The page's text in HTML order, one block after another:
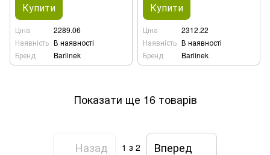
Купити
Ціна
2289.06
Наявність В наявності
Бренд
Barlinek
Купити
Ціна
2312.22
Наявність В наявності
Бренд
Barlinek
Показати ще 16 товарів
Назад 1 з 2 Вперед